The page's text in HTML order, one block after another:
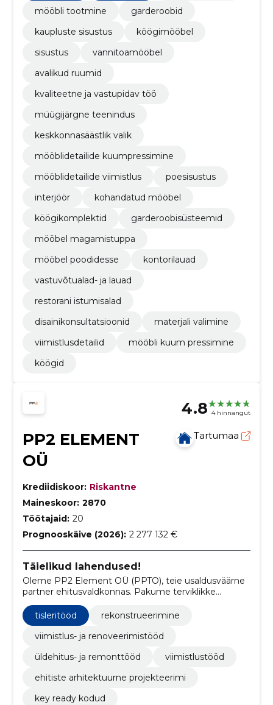
mööbli tootmine
garderoobid
kaupluste sisustus
köögimööbel
sisustus
vannitoamööbel
avalikud ruumid
kvaliteetne ja vastupidav töö
müügijärgne teenindus
keskkonnasäästlik valik
mööblidetailide kuumpressimine
mööblidetailide viimistlus
poesisustus
interjöör
kohandatud mööbel
köögikomplektid
garderoobisüsteemid
mööbel magamistuppa
mööbel poodidesse
kontorilauad
vastuvõtualad- ja lauad
restorani istumisalad
disainikonsultatsioonid
materjali valimine
viimistlusdetailid
mööbli kuum pressimine
köögid
4.8 4 hinnangut
PP2 ELEMENT
OÜ
Tartumaa
Krediidiskoor: Riskantne
Maineskoor: 2870
Töötajaid: 20
Prognooskäive (2026): 2 277 132 €
Täielikud lahendused!
Oleme PP2 Element OÜ (PPTO), teie usaldusväärne
partner ehitusvaldkonnas. Pakume terviklikke
lahendusi alates uute hoonete ehitamisest kuni
renoveerimise ja rekonstrueerimiseni.
tisleritööd
rekonstrueerimine
viimistlus- ja renoveerimistööd
üldehitus- ja remonttööd
viimistlustööd
ehitiste arhitektuurne projekteerimi
key ready kodud